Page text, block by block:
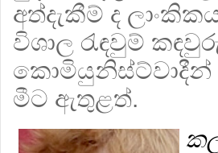
අත්දැකීම් ද
විශාල රැඳවුම්
කොමියුනිස්ට්වාදීන්
මීට ඇතුළත්.